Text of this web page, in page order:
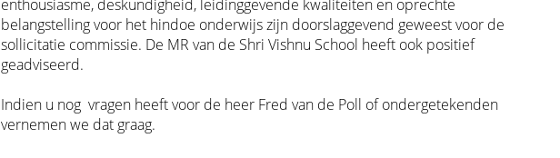
enthousiasme, deskundigheid, leidinggevende kwaliteiten en oprechte
belangstelling voor het hindoe onderwijs zijn doorslaggevend geweest voor de
sollicitatie commissie. De MR van de Shri Vishnu School heeft ook positief
geadviseerd.
Indien u nog vragen heeft voor de heer Fred van de Poll of ondergetekenden
vernemen we dat graag.